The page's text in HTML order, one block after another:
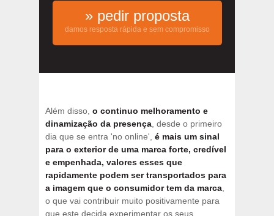
» pedir proposta
damos resposta rápida e sem compromisso
Além disso, o continuo melhoramento e
dinamização da presença , desde o primeiro
dia que se entra 'no online', é mais um sinal
para o exterior de uma marca forte, credível
e empenhada, valores esses que
rapidamente podem ser transportados para
a imagem que o consumidor tem da marca
o que vai contribuir muito positivamente para
que este decida experimentar os seus